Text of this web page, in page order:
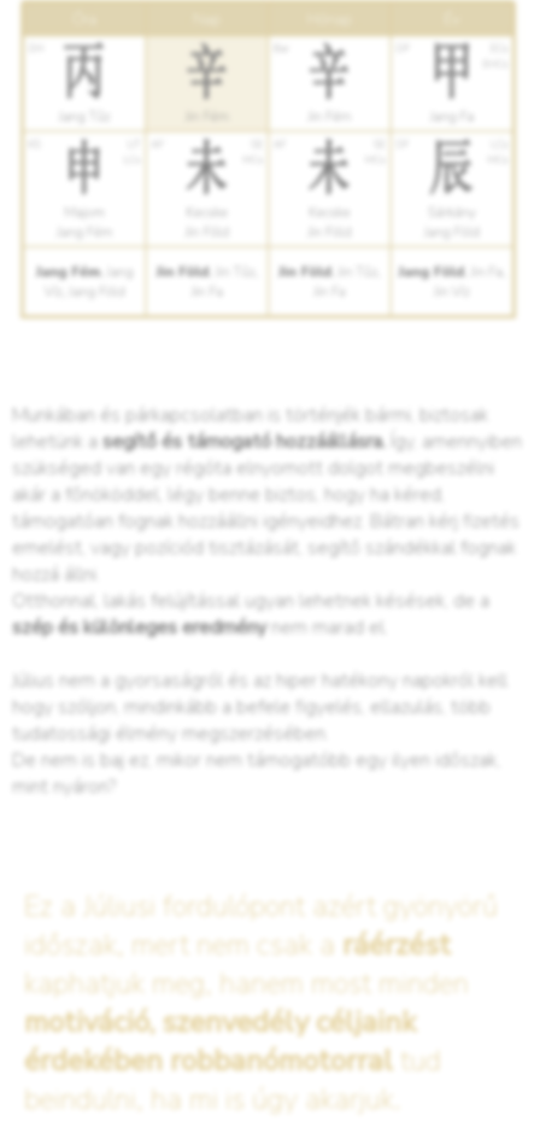
Munkában és párkapcsolatban is történjék bármi, biztosak
lehetünk a segítő és támogató hozzáállásra. Így, amennyiben
szükséged van egy régóta elnyomott dolgot megbeszélni
akár a főnököddel, légy benne biztos, hogy ha kéred,
támogatóan fognak hozzáállni igényeidhez. Bátran kérj fizetés
emelést, vagy pozíciód tisztázását, segítő szándékkal fognak
hozzá állni.
Otthonnal, lakás felújítással ugyan lehetnek késések, de a
szép és különleges eredmény nem marad el.
Július nem a gyorsaságról és az hiper hatékony napokról kell
hogy szóljon, mindinkább a befele figyelés, ellazulás, több
tudatossági élmény megszerzésében.
De nem is baj ez, mikor nem támogatóbb egy ilyen időszak,
mint nyáron?
Ez a Júliusi fordulópont azért gyönyörű
időszak, mert nem csak a ráérzést
kaphatjuk meg, hanem most minden
motiváció, szenvedély céljaink
érdekében robbanómotorral tud
beindulni, ha mi is úgy akarjuk.